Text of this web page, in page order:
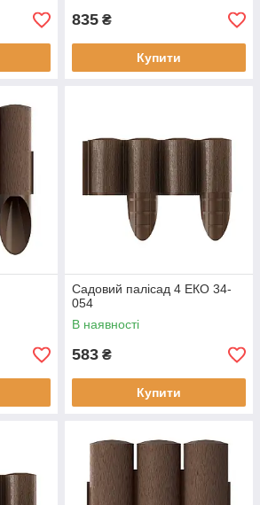
835 ₴
Купити
Садовий палісад 4 ЕКО 34-
054
В наявності
583 ₴
Купити